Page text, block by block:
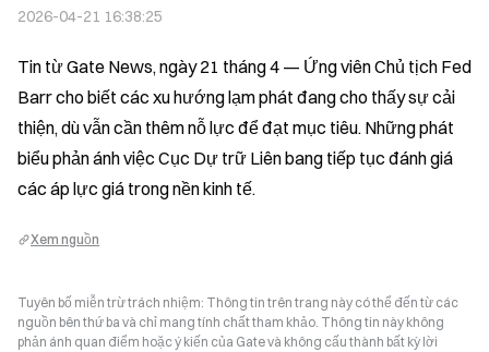
2026-04-21 16:38:25
Tin từ Gate News, ngày 21 tháng 4 — Ứng viên Chủ tịch Fed
Barr cho biết các xu hướng lạm phát đang cho thấy sự cải
thiện, dù vẫn cần thêm nỗ lực để đạt mục tiêu. Những phát
biểu phản ánh việc Cục Dự trữ Liên bang tiếp tục đánh giá
các áp lực giá trong nền kinh tế.
Xem nguồn
Tuyên bố miễn trừ trách nhiệm: Thông tin trên trang này có thể đến từ các
nguồn bên thứ ba và chỉ mang tính chất tham khảo. Thông tin này không
phản ánh quan điểm hoặc ý kiến của Gate và không cấu thành bất kỳ lời